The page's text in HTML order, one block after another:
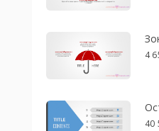
4
40